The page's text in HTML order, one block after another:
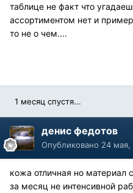
таблице не факт что
ассортиментом нет и
то не о чем....
1 месяц спустя...
денис федотов
Опубликовано 24 мая,
кожа отличная но материал
за месяц не интенсивной